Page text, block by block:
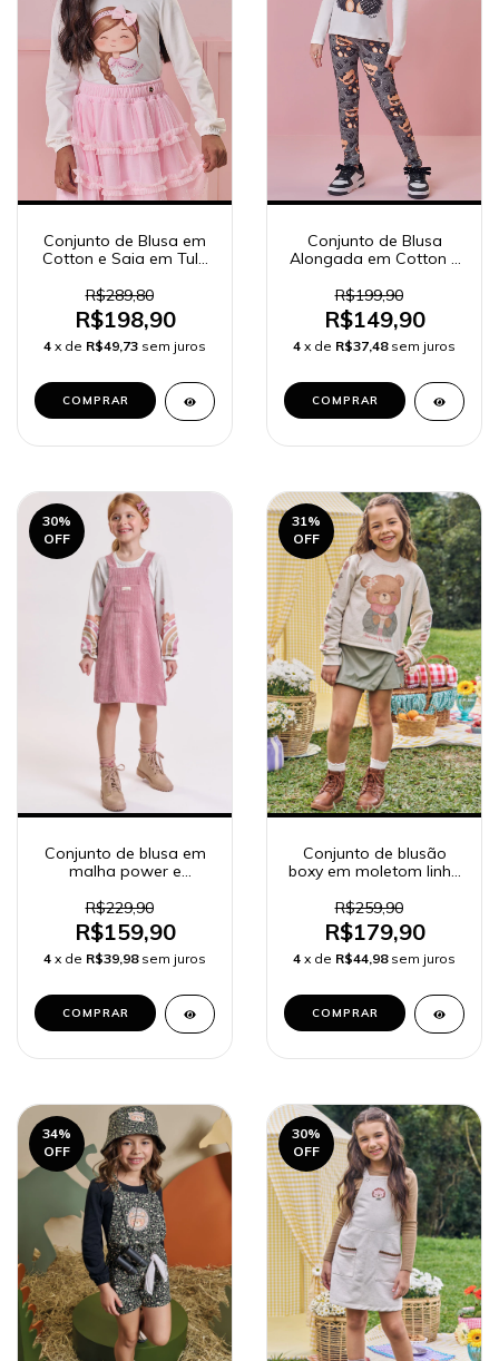
Conjunto de Blusa em
Cotton e Saia em Tule
shorts embutido) 90936
e 90930 Kukiê Infantil
Feminino
R$289,80
R$198,90
4 x de R$49,73 sem juros
COMPRAR
Conjunto de Blusa
Alongada em Cotton e
Tech 90890 Kukiê
Infantil Menina
R$199,90
R$149,90
4 x de R$37,48 sem juros
COMPRAR
30%
OFF
Conjunto de blusa em
malha power e
cotelê 92771
R$229,90
R$159,90
4 x de R$39,98 sem juros
COMPRAR
31%
OFF
Conjunto de blusão
boxy em moletom linho
saia em couro eco
92451
R$259,90
R$179,90
4 x de R$44,98 sem juros
COMPRAR
34%
OFF
30%
OFF